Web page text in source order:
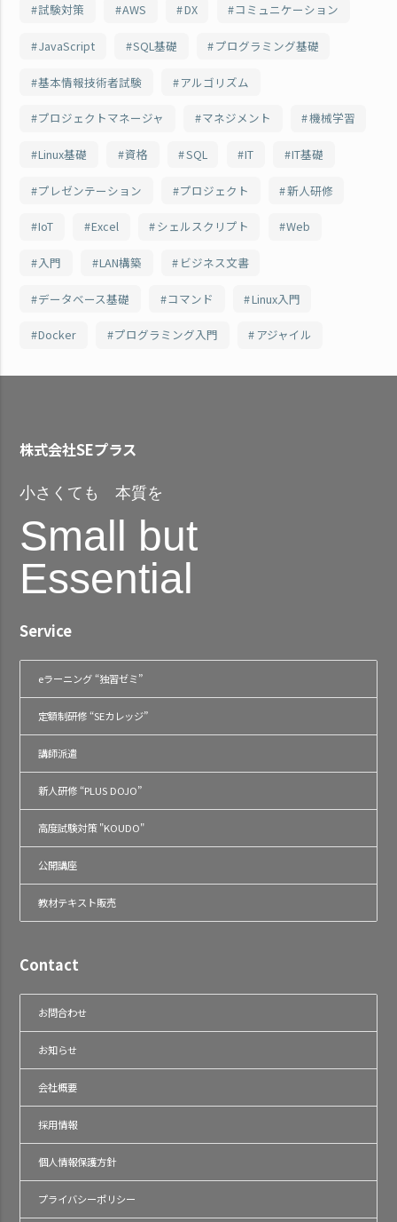
試験対策 AWS DX コミュニケーション
JavaScript SQL基礎 プログラミング基礎
基本情報技術者試験 アルゴリズム
プロジェクトマネージャ マネジメント 機械学習
Linux基礎 資格 SQL IT IT基礎
プレゼンテーション プロジェクト 新人研修
IoT Excel シェルスクリプト Web
入門 LAN構築 ビジネス文書
データベース基礎 コマンド Linux入門
Docker プログラミング入門 アジャイル
株式会社SEプラス
小さくても 本質を
Small but
Essential
Service
eラーニング “独習ゼミ”
定額制研修 “SEカレッジ”
講師派遣
新人研修 “PLUS DOJO”
高度試験対策 "KOUDO"
公開講座
教材テキスト販売
Contact
お問合わせ
お知らせ
会社概要
採用情報
個人情報保護方針
プライバシーポリシー